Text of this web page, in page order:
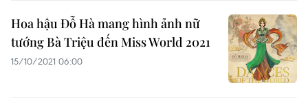
Hoa hậu Đỗ Hà mang hình ảnh nữ
tướng Bà Triệu đến Miss World 2021
15/10/2021 06:00